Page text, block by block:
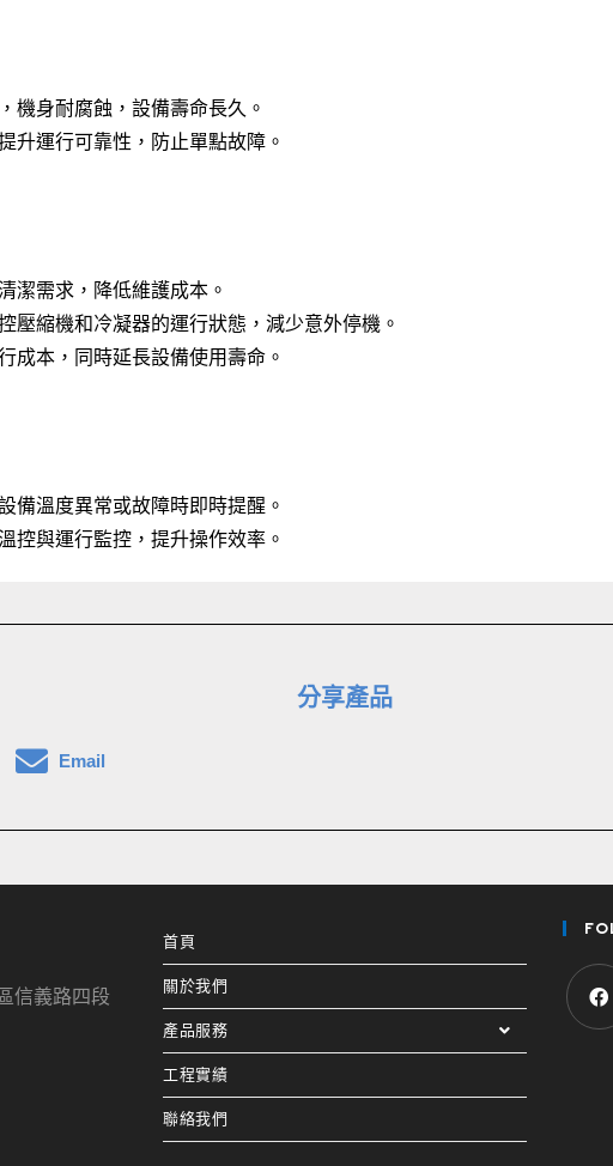
機身耐腐蝕，設備壽命長久。
升運行可靠性，防止單點故障。
潔需求，降低維護成本。
壓縮機和冷凝器的運行狀態，減少意外停機。
成本，同時延長設備使用壽命。
備溫度異常或故障時即時提醒。
控與運行監控，提升操作效率。
分享產品
Email
信義路四段
首頁
關於我們
產品服務
工程實績
聯絡我們